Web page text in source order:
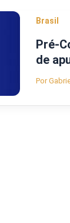
Brasil
Pré-
de
Por